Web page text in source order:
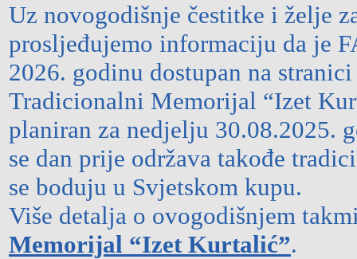
Uz novogodišnje čestitke i želje
prosljeđujemo informaciju da je
2026. godinu dostupan na
Tradicionalni Memorijal “Izet
planiran za nedjelju 30.08.2025.
se dan prije održava takođe
se boduju u Svjetskom kupu.
Više detalja o ovogodišnjem
Memorijal “Izet Kurtalić”.